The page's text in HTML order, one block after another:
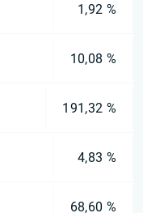
1,92 %
10,08 %
191,32 %
4,83 %
68,60 %